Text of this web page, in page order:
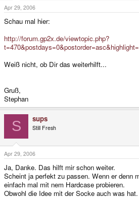
e
r
Apr 29, 2006
Schau mal hier:
http://forum.gp2x.de/viewtopic.php?
Weiß nicht, ob Dir das weiterhilft...
Gruß,
Stephan
S sups
Still Fresh
Apr 29, 2006
Ja, Danke. Das hilft mir schon weiter.
Scheint ja perfekt zu passen. Wenn er denn
einfach mal mit nem Hardcase probieren.
Obwohl die Idee mit der Socke auch was